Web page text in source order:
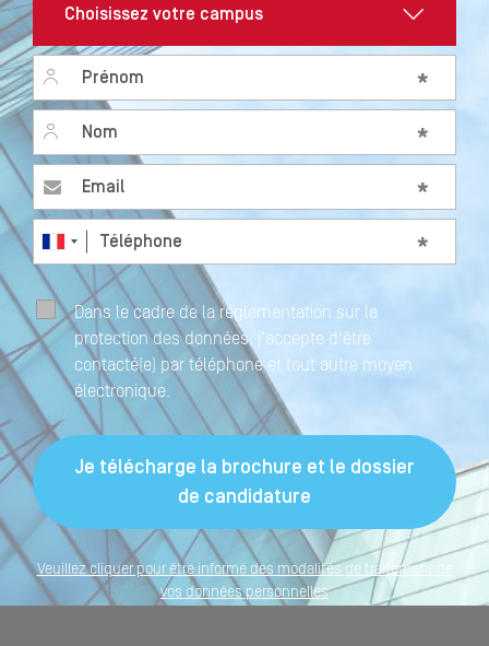
Prénom *
Nom
Email *
Téléphone*
Dans le cadre de la réglementation sur la
protection des données, j'accepte d'être
contacté(e) par téléphone et tout autre moyen
électronique.
Veuillez cliquer pour être informé des modalités de traitement de
vos données personnelles